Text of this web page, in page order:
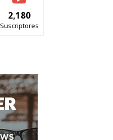
2,180
Suscriptores